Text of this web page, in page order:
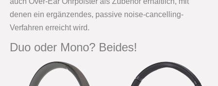
denen ein ergänzendes, passive noise-cancelling-
Verfahren erreicht wird.
Duo oder Mono? Beides!